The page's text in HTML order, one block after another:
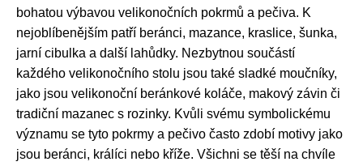
bohatou výbavou velikonočních pokrmů a pečiva. K
nejoblíbenějším patří beránci, mazance, kraslice, šunka,
jarní cibulka a další lahůdky. Nezbytnou součástí
každého velikonočního stolu jsou také sladké moučníky,
jako jsou velikonoční beránkové koláče, makový závin či
tradiční mazanec s rozinky. Kvůli svému symbolickému
významu se tyto pokrmy a pečivo často zdobí motivy jako
jsou beránci, králíci nebo kříže. Všichni se těší na chvíle